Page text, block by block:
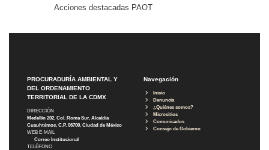
Acciones destacadas PAOT
PROCURADURÍA AMBIENTAL Y
DEL ORDENAMIENTO
TERRITORIAL DE LA CDMX
DIRECCIÓN
Medellín 202, Col. Roma Sur, Alcaldía
Cuauhtémoc, C.P. 06700, Ciudad de México
WEB E-MAIL
Correo Institucional
TELÉFONO
Navegación
Inicio
Denuncia
¿Quiénes somos?
Micrositios
Comunicados
Consejo de Gobierno